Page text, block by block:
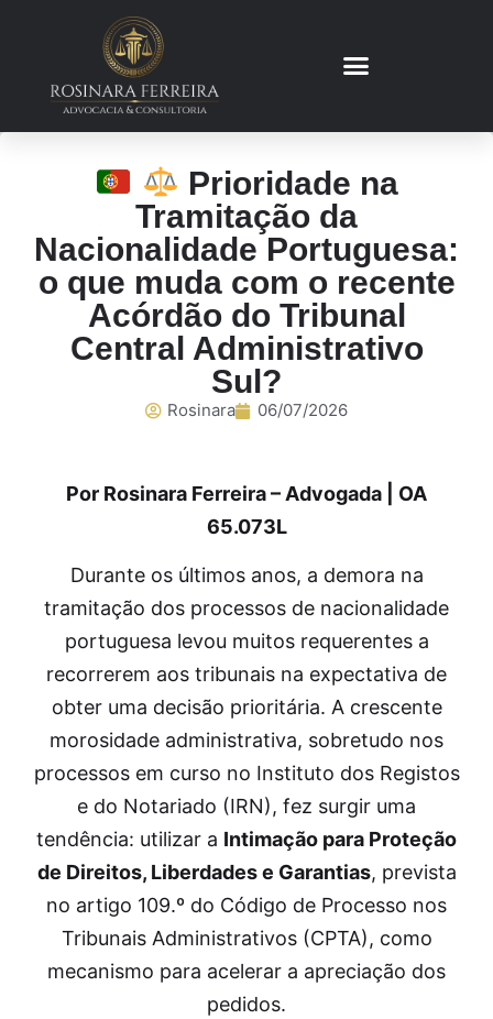
Prioridade na
Tramitação da
Nacionalidade Portuguesa:
o que muda com o recente
Acórdão do Tribunal
Central Administrativo
Sul?
Rosinara 06/07/2026
Por Rosinara Ferreira – Advogada | OA
65.073L
Durante os últimos anos, a demora na
tramitação dos processos de nacionalidade
portuguesa levou muitos requerentes a
recorrerem aos tribunais na expectativa de
obter uma decisão prioritária. A crescente
morosidade administrativa, sobretudo nos
processos em curso no Instituto dos Registos
e do Notariado (IRN), fez surgir uma
tendência: utilizar a Intimação para Proteção
de Direitos, Liberdades e Garantias, prevista
no artigo 109.º do Código de Processo nos
Tribunais Administrativos (CPTA), como
mecanismo para acelerar a apreciação dos
pedidos.